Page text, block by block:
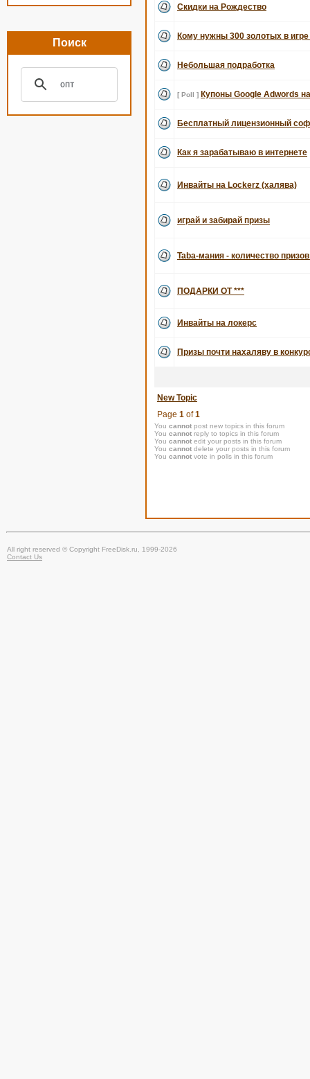
Поиск
Скидки на Рождество
Кому нужны 300 золотых в
Небольшая подработка
[ Poll ] Купоны Google Adwords
Бесплатный лицензионный
Как я зарабатываю в интернете
Инвайты на Lockerz (халява)
играй и забирай призы
Taba-мания - количество
ПОДАРКИ ОТ ***
Инвайты на локерс
Призы почти нахаляву в
New Topic
Page 1 of1
You cannot post new topics in this forum
You cannot reply to topics in this forum
You cannot edit your posts in this forum
You cannot delete your posts in this forum
You cannot vote in polls in this forum
All right reserved © Copyright FreeDisk.ru, 1999-2026
Contact Us